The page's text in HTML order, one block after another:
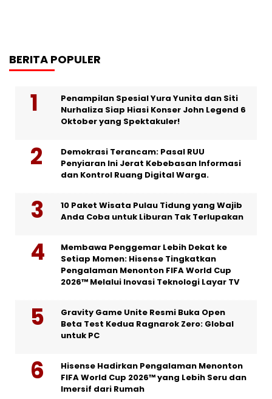
BERITA POPULER
Penampilan Spesial Yura Yunita dan Siti
Nurhaliza Siap Hiasi Konser John Legend 6
Oktober yang Spektakuler!
Demokrasi Terancam: Pasal RUU
Penyiaran Ini Jerat Kebebasan Informasi
dan Kontrol Ruang Digital Warga.
10 Paket Wisata Pulau Tidung yang Wajib
Anda Coba untuk Liburan Tak Terlupakan
Membawa Penggemar Lebih Dekat ke
Setiap Momen: Hisense Tingkatkan
Pengalaman Menonton FIFA World Cup
2026™ Melalui Inovasi Teknologi Layar TV
Gravity Game Unite Resmi Buka Open
Beta Test Kedua Ragnarok Zero: Global
untuk PC
Hisense Hadirkan Pengalaman Menonton
FIFA World Cup 2026™ yang Lebih Seru dan
Imersif dari Rumah